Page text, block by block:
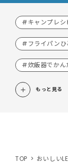
#キャンプレシ
#フライパンひ
#炊飯器でかん
もっと見る
TOP おいしい